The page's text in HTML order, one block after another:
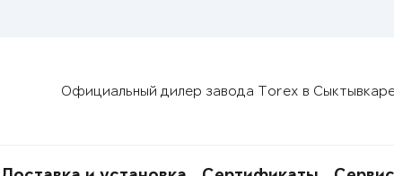
Официальный дилер завода Torex в